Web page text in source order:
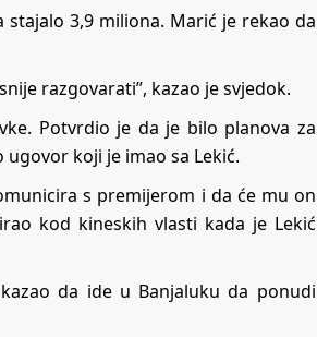
3,9 miliona. Marić je rekao da
razgovarati”, kazao je svjedok.
Potvrdio je da je bilo planova za
koji je imao sa Lekić.
s premijerom i da će mu on
kod kineskih vlasti kada je Lekić
da ide u Banjaluku da ponudi